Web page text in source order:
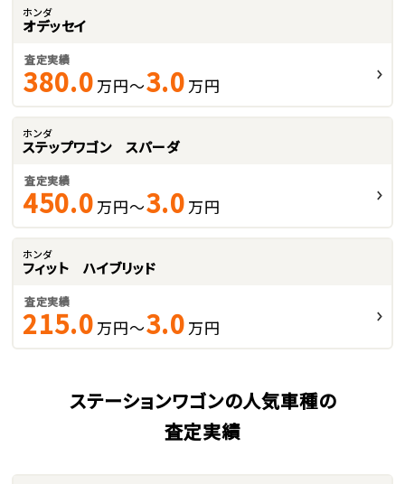
ホンダ
オデッセイ
査定実績
380.0 万円～3.0 万円
ホンダ
ステップワゴン スパーダ
査定実績
450.0 万円～3.0 万円
ホンダ
フィット ハイブリッド
査定実績
215.0 万円～3.0 万円
ステーションワゴンの人気車種の
査定実績